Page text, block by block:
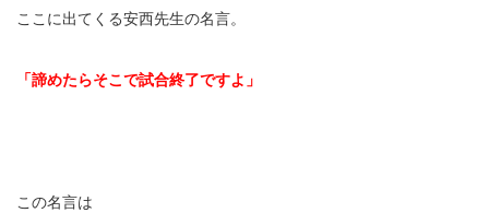
ここに出てくる安西先生の名言。
「諦めたらそこで試合終了ですよ」
この名言は